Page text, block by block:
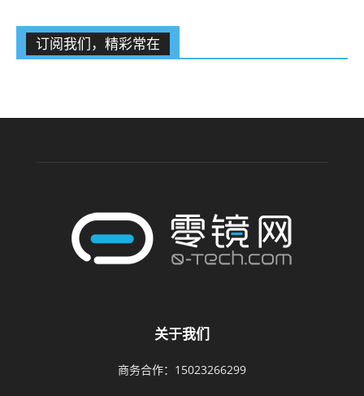
订阅我们，精彩常在
关于我们
商务合作：15023266299